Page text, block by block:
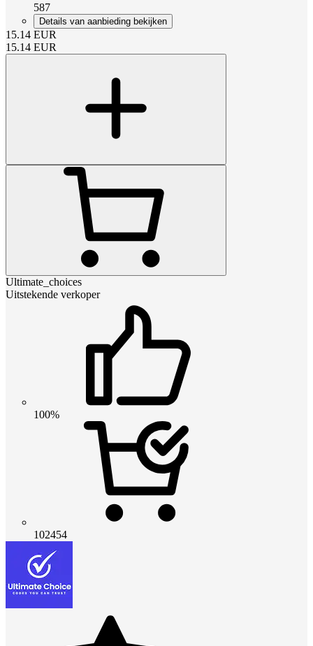
587
Details van aanbieding bekijken
15.14 EUR
15.14 EUR
Ultimate_choices
Uitstekende verkoper
100%
102454